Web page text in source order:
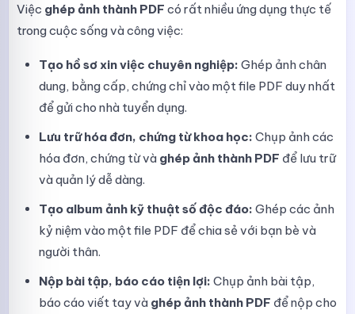
Việc ghép ảnh thành PDF có rất nhiều ứng dụng thực tế
trong cuộc sống và công việc:
Tạo hồ sơ xin việc chuyên nghiệp: Ghép ảnh chân
dung, bằng cấp, chứng chỉ vào một file PDF duy nhất
để gửi cho nhà tuyển dụng.
Lưu trữ hóa đơn, chứng từ khoa học: Chụp ảnh các
hóa đơn, chứng từ và ghép ảnh thành PDF để lưu trữ
và quản lý dễ dàng.
Tạo album ảnh kỹ thuật số độc đáo: Ghép các ảnh
kỷ niệm vào một file PDF để chia sẻ với bạn bè và
người thân.
Nộp bài tập, báo cáo tiện lợi: Chụp ảnh bài tập,
báo cáo viết tay và ghép ảnh thành PDF để nộp cho